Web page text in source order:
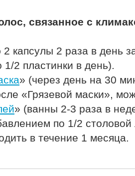
связанное с
2 капсулы 2 раза в день
1/2 пластинки в день).
» (через день на 30
«Грязевой маски»,
» (ванны 2-3 раза в
по 1/2
в течение 1 месяца.